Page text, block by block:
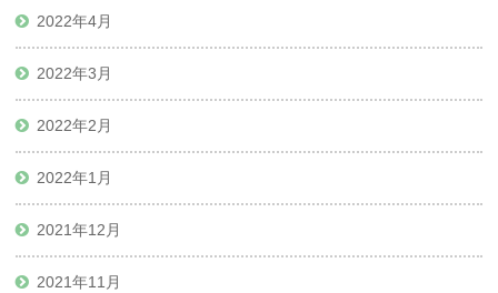
2022年4月
2022年3月
2022年2月
2022年1月
2021年12月
2021年11月